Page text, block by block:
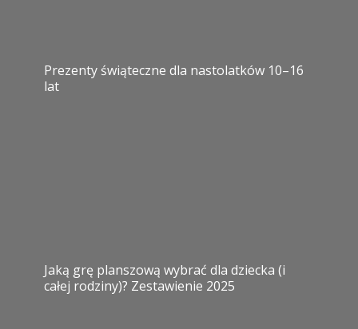
Prezenty świąteczne dla nastolatków 10–16
lat
Jaką grę planszową wybrać dla dziecka (i
całej rodziny)? Zestawienie 2025